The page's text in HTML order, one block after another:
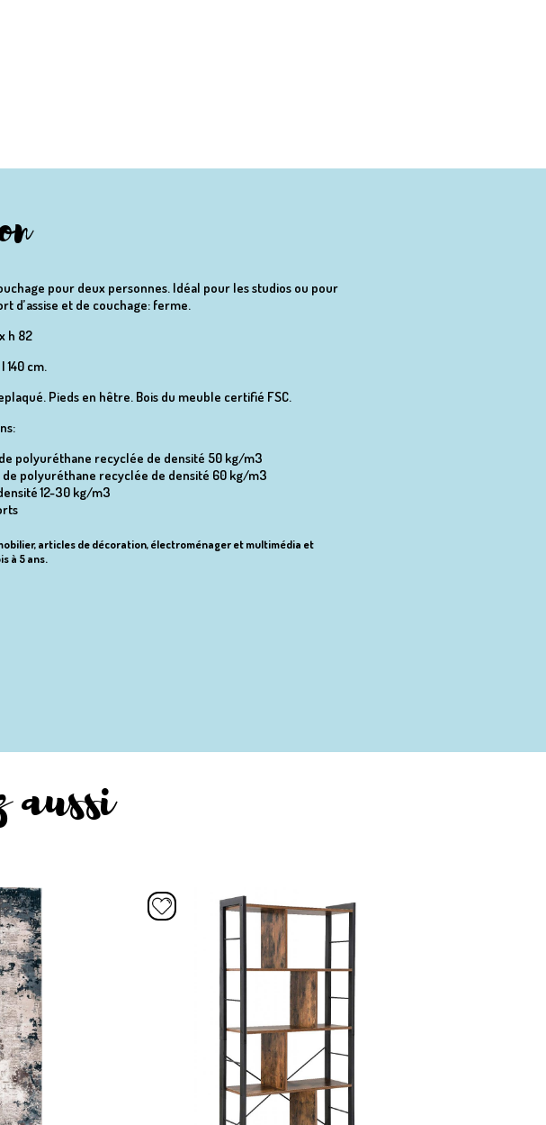
pour deux personnes. Idéal pour les studios ou pour
d’assise et de couchage: ferme.
h 82
140 cm.
Pieds en hêtre. Bois du meuble certifié FSC.
polyuréthane recyclée de densité 50 kg/m3
polyuréthane recyclée de densité 60 kg/m3
12-30 kg/m3
articles de décoration, électroménager et multimédia et
à 5 ans.
aussi